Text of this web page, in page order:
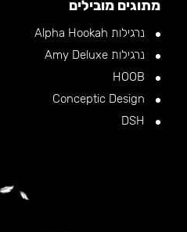
מתוגים מובילים
נרגילות Alpha Hookah
נרגילות Amy Deluxe